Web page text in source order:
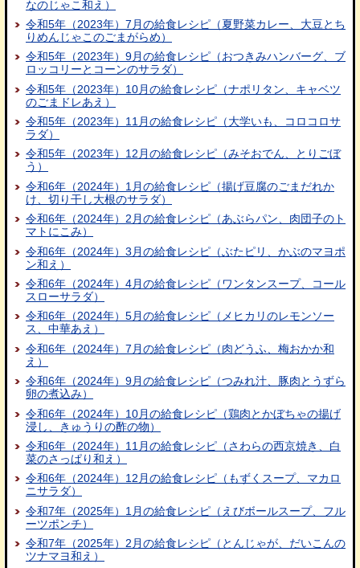
なのじゃこ和え）
令和5年（2023年）7月の給食レシピ（夏野菜カレー、大豆とち
りめんじゃこのごまがらめ）
令和5年（2023年）9月の給食レシピ（おつきみハンバーグ、ブ
ロッコリーとコーンのサラダ）
令和5年（2023年）10月の給食レシピ（ナポリタン、キャベツ
のごまドレあえ）
令和5年（2023年）11月の給食レシピ（大学いも、コロコロサ
ラダ）
令和5年（2023年）12月の給食レシピ（みそおでん、とりごぼ
う）
令和6年（2024年）1月の給食レシピ（揚げ豆腐のごまだれか
け、切り干し大根のサラダ）
令和6年（2024年）2月の給食レシピ（あぶらパン、肉団子のト
マトにこみ）
令和6年（2024年）3月の給食レシピ（ぶたピリ、かぶのマヨポ
ン和え）
令和6年（2024年）4月の給食レシピ（ワンタンスープ、コール
スローサラダ）
令和6年（2024年）5月の給食レシピ（メヒカリのレモンソー
ス、中華あえ）
令和6年（2024年）7月の給食レシピ（肉どうふ、梅おかか和
え）
令和6年（2024年）9月の給食レシピ（つみれ汁、豚肉とうずら
卵の煮込み）
令和6年（2024年）10月の給食レシピ（鶏肉とかぼちゃの揚げ
浸し、きゅうりの酢の物）
令和6年（2024年）11月の給食レシピ（さわらの西京焼き、白
菜のさっぱり和え）
令和6年（2024年）12月の給食レシピ（もずくスープ、マカロ
ニサラダ）
令和7年（2025年）1月の給食レシピ（えびボールスープ、フル
ーツポンチ）
令和7年（2025年）2月の給食レシピ（とんじゃが、だいこんの
ツナマヨ和え）